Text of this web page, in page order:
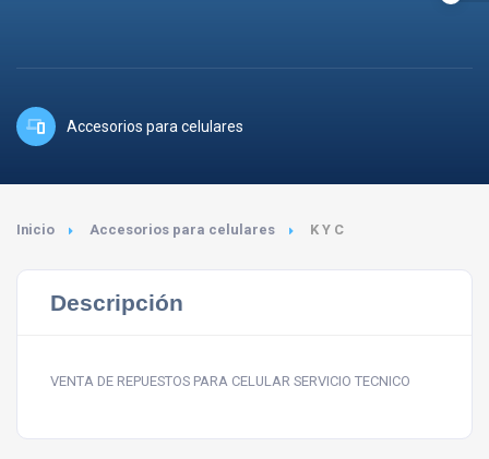
Accesorios para celulares
Inicio Accesorios para celulares K Y C
Descripción
VENTA DE REPUESTOS PARA CELULAR SERVICIO TECNICO